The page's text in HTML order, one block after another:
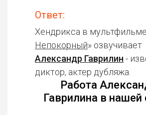
Ответ:
Хендрикса в
Непокорный» озвучивает
Александр Гаврилин -
диктор, актер дубляжа.
Работа
Гаврилина в нашей